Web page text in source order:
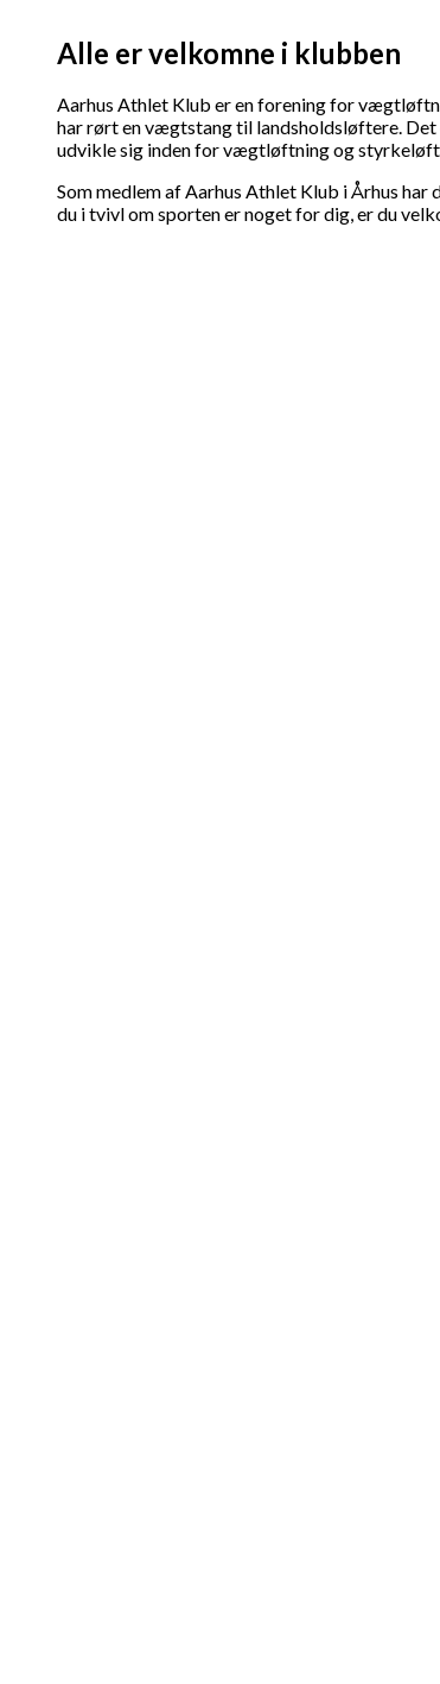
Alle er velkomne i klubben
Aarhus Athlet Klub er en forening for
har rørt en vægtstang til landsholdsløftere. Det
udvikle sig inden for vægtløftning og
Som medlem af Aarhus Athlet Klub i Århus
du i tvivl om sporten er noget for dig, er du